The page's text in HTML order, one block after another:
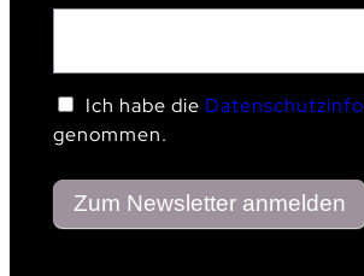
Ich habe die Datenschutzinfo
genommen.